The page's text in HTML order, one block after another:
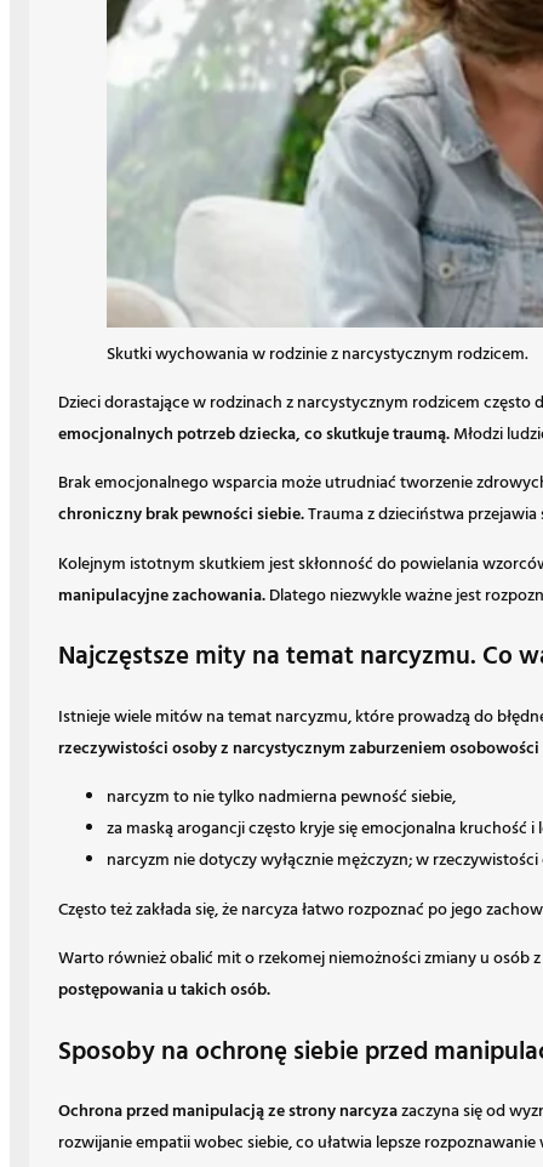
Skutki wychowania w rodzinie z narcystycznym rodzicem.
Dzieci dorastające w rodzinach z narcystycznym rodzicem
emocjonalnych potrzeb dziecka, co skutkuje traumą.Młodzi
Brak emocjonalnego wsparcia może utrudniać tworzenie
chroniczny brak pewności siebie.Trauma z dzieciństwa
Kolejnym istotnym skutkiem jest skłonność do powielania
manipulacyjne zachowania.Dlatego niezwykle ważne jest
Najczęstsze mity na temat narcyzmu. Co
Istnieje wiele mitów na temat narcyzmu, które prowadzą do
rzeczywistości osoby z narcystycznym zaburzeniem
narcyzm to nie tylko nadmierna pewność siebie,
za maską arogancji często kryje się emocjonalna kruchość
narcyzm nie dotyczy wyłącznie mężczyzn; w
Często też zakłada się, że narcyza łatwo rozpoznać po jego
Warto również obalić mit o rzekomej niemożności zmiany u osób
postępowania u takich osób.
Sposoby na ochronę siebie przed
Ochrona przed manipulacją ze strony narcyzazaczyna się od
rozwijanie empatii wobec siebie, co ułatwia lepsze